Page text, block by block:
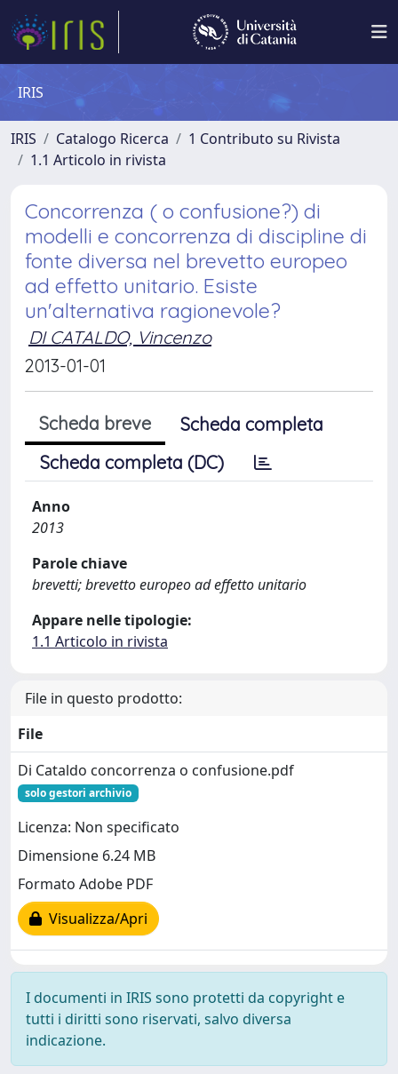
IRIS
IRIS Catalogo Ricerca
1 Contributo su Rivista
1.1 Articolo in rivista
Concorrenza ( o confusione?) di
modelli e concorrenza di discipline di
fonte diversa nel brevetto europeo
ad effetto unitario. Esiste
un'alternativa ragionevole?
DI CATALDO, Vincenzo
2013-01-01
Scheda breve
Scheda completa
Scheda completa (DC)
Anno
2013
Parole chiave
brevetti; brevetto europeo ad effetto unitario
Appare nelle tipologie:
1.1 Articolo in rivista
File in questo prodotto:
File
Di Cataldo concorrenza o confusione.pdf
solo gestori archivio
Licenza: Non specificato
Dimensione 6.24 MB
Formato Adobe PDF
Visualizza/Apri
I documenti in IRIS sono protetti da copyright e
tutti i diritti sono riservati, salvo diversa
indicazione.